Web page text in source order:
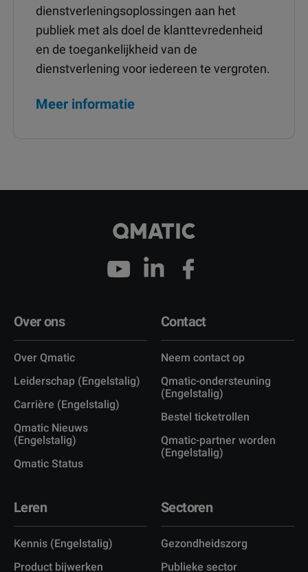
dienstverleningsoplossingen aan het
publiek met als doel de klanttevredenheid
en de toegankelijkheid van de
dienstverlening voor iedereen te vergroten.
Meer informatie
Over ons
Over Qmatic
Leiderschap (Engelstalig)
Carrière (Engelstalig)
Qmatic Nieuws
(Engelstalig)
Qmatic Status
Contact
Neem contact op
Qmatic-ondersteuning
(Engelstalig)
Bestel ticketrollen
Qmatic-partner worden
(Engelstalig)
Leren
Kennis (Engelstalig)
Product bijwerken
Sectoren
Gezondheidszorg
Publieke sector